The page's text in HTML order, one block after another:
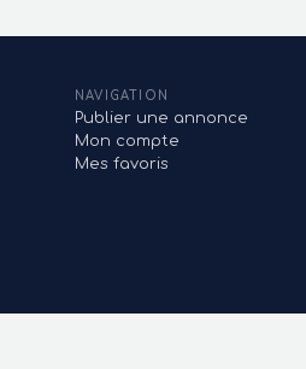
NAVIGATION
Publier une annonce
Mon compte
Mes favoris